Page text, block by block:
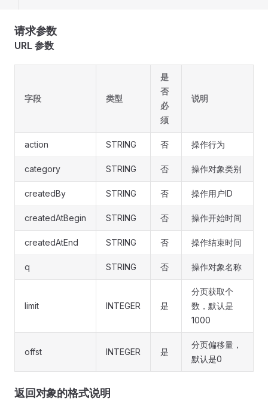
请求参数
URL 参数
字段 类型
是
否
必
须
说明
action STRING 否 操作行为
category STRING 否 操作对象类别
createdBy STRING 否 操作用户ID
createdAtBegin STRING 否 操作开始时间
createdAtEnd STRING 否 操作结束时间
q STRING 否 操作对象名称
limit INTEGER 是
分页获取个
数，默认是
1000
offst INTEGER 是
分页偏移量，
默认是0
返回对象的格式说明